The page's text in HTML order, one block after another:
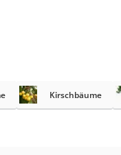
Kirschbäume